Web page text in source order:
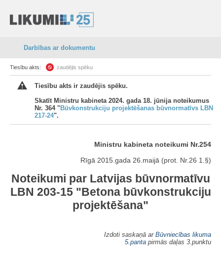
Darbības ar dokumentu
Tiesību akts: zaudējis spēku
Tiesību akts ir zaudējis spēku.
Skatīt Ministru kabineta 2024. gada 18. jūnija noteikumus
Nr. 364 "Būvkonstrukciju projektēšanas būvnormatīvs LBN
217-24".
Ministru kabineta noteikumi Nr.254
Rīgā 2015.gada 26.maijā (prot. Nr.26 1.§)
Noteikumi par Latvijas būvnormatīvu
LBN 203-15 "Betona būvkonstrukciju
projektēšana"
Izdoti saskaņā ar Būvniecības likuma
5.panta pirmās daļas 3.punktu